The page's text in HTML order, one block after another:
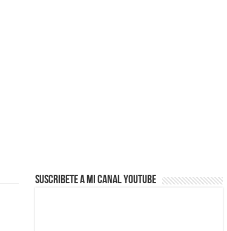
Suscribete a Mi Canal Youtube